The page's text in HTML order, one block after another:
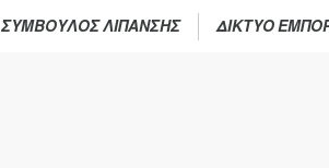
ΣΥΜΒΟΥΛΟΣ ΛΙΠΑΝΣΗΣ ΔΙΚΤΥΟ